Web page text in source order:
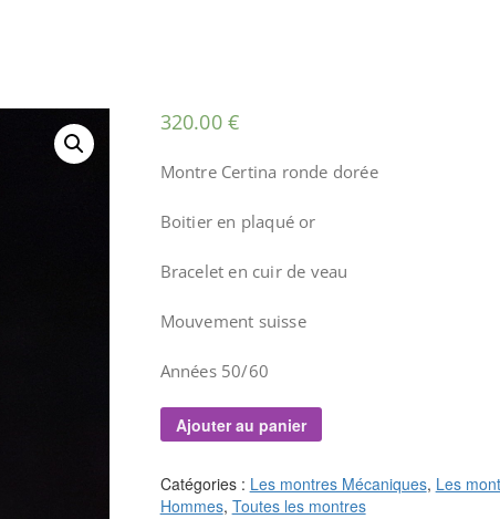
320.00€
Montre Certina ronde dorée
Boitier en plaqué or
Bracelet en cuir de veau
Mouvement suisse
Années 50/60
Ajouter au panier
Catégories : Les montres Mécaniques, Les
Hommes, Toutes les montres